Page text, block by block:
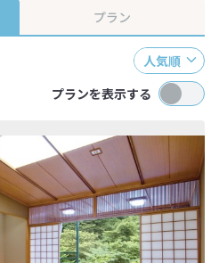
プラン
人気順
プランを表示する